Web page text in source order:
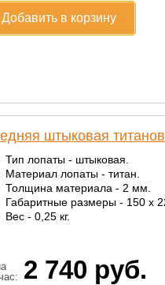
Добавить в корзину
штыковая
Тип лопаты - штыковая.
Материал лопаты - титан.
Толщина материала - 2 мм.
Габаритные размеры - 150 x
Вес - 0,25 кг.
2 740 руб.